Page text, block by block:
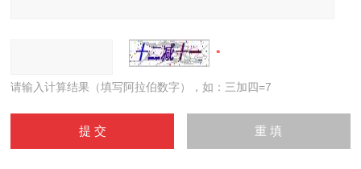
请输入计算结果（填写阿拉伯数字），如：三加四=7